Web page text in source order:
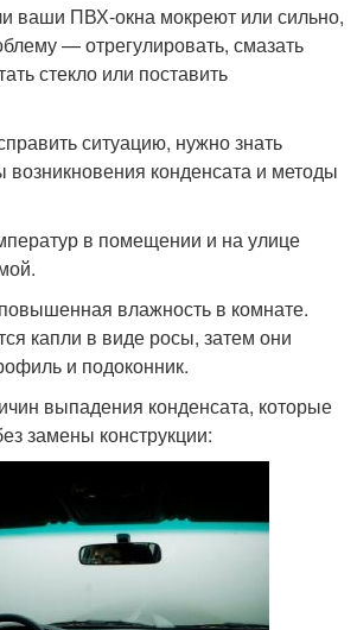
ваши ПВХ-окна мокреют или сильно,
— отрегулировать, смазать
стекло или поставить
ситуацию, нужно знать
конденсата и методы
в помещении и на улице
влажность в комнате.
капли в виде росы, затем они
и подоконник.
выпадения конденсата, которые
замены конструкции: